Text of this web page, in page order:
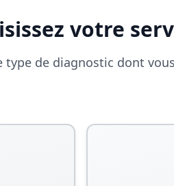
votre
type de diagnostic dont